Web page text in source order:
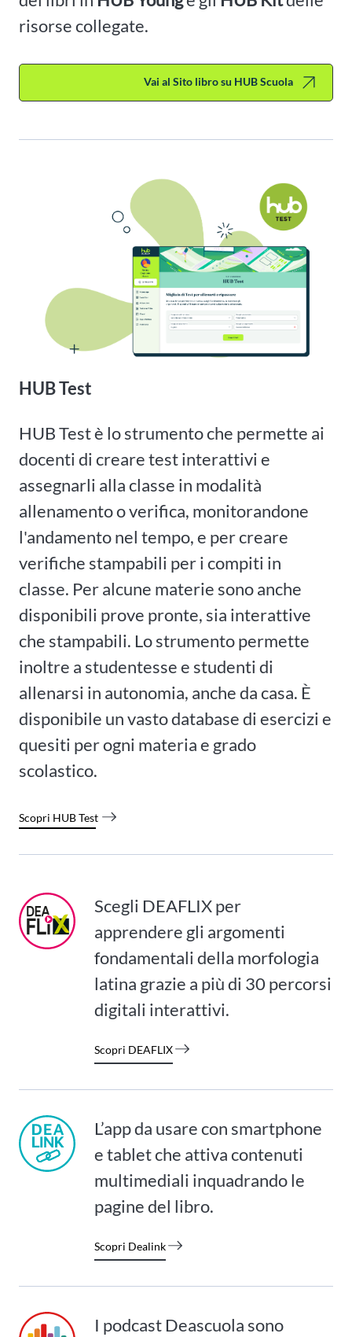
risorse collegate.
Vai al Sito libro su HUB Scuola
HUB Test
HUB Test è lo strumento che permette ai
docenti di creare test interattivi e
assegnarli alla classe in modalità
allenamento o verifica, monitorandone
l'andamento nel tempo, e per creare
verifiche stampabili per i compiti in
classe. Per alcune materie sono anche
disponibili prove pronte, sia interattive
che stampabili. Lo strumento permette
inoltre a studentesse e studenti di
allenarsi in autonomia, anche da casa. È
disponibile un vasto database di esercizi e
quesiti per ogni materia e grado
scolastico.
Scopri HUB Test
Scegli DEAFLIX per
apprendere gli argomenti
fondamentali della morfologia
latina grazie a più di 30 percorsi
digitali interattivi.
Scopri DEAFLIX
L’app da usare con smartphone
e tablet che attiva contenuti
multimediali inquadrando le
pagine del libro.
Scopri Dealink
I podcast Deascuola sono